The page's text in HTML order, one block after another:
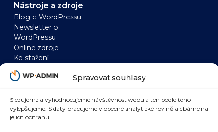
Spravovat souhlasy
Sledujeme a vyhodnocujeme návštěvnost webu a ten podle toho
vylepšujeme. S daty pracujeme v obecné analytické rovině a dbáme na
jejich ochranu.
Nástroje a zdroje
Blog o WordPressu
Newsletter o
WordPressu
Online zdroje
Ke stažení
Zrychlení WordPressu
WordPress a SEO
WordPress
bezpečnost
Zrychlení
WooCommerce a AI
WooCommerce a